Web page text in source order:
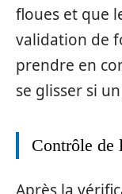
floues et que
validation de
prendre en
se glisser si
Contrôle de
Après la